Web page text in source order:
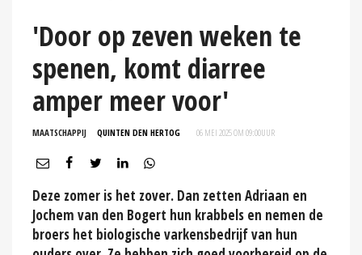
'Door op zeven weken te
spenen, komt diarree
amper meer voor'
MAATSCHAPPIJ QUINTEN DEN HERTOG 06 MEI 2025 OM 09:00UUR
Deze zomer is het zover. Dan zetten Adriaan en
Jochem van den Bogert hun krabbels en nemen de
broers het biologische varkensbedrijf van hun